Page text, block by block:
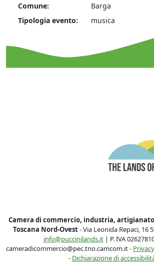
Comune:
Barga
Tipologia evento:
musica
Camera di commercio, industria,
Toscana Nord-Ovest- Via Leonida Repaci, 16
info@puccinilands.it| P. IVA
cameradicommercio@pec.tno.camcom.it -
- Dichiarazione di